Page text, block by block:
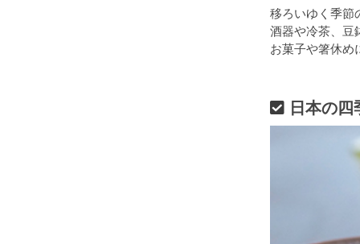
移ろいゆく季節
酒器や冷茶、豆
お菓子や箸休め
日本の